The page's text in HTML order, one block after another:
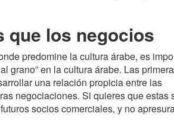
que los negocios
predomine la cultura árabe, es
grano” en la cultura árabe. Las
una relación propicia entre las
negociaciones. Si quieres que estas
socios comerciales, y no